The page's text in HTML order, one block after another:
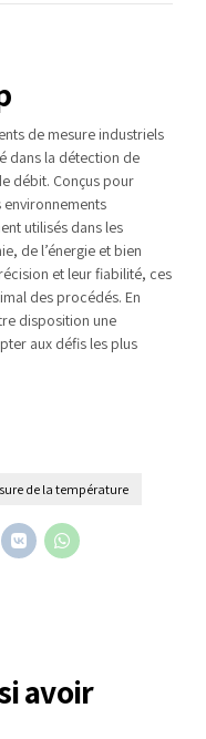
de mesure industriels
dans la détection de
débit. Conçus pour
utilisés dans les
de l’énergie et bien
et leur fiabilité, ces
des procédés. En
disposition une
aux défis les plus
de la température
avoir